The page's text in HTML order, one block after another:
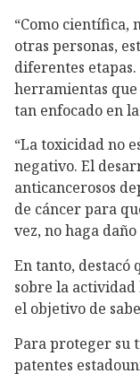
“Como científica,
otras personas,
diferentes
herramientas
tan enfocado en
“La toxicidad no
negativo. El
anticancerosos
de cáncer para
vez, no haga
En tanto, destacó
sobre la
el objetivo de
Para proteger su
patentes